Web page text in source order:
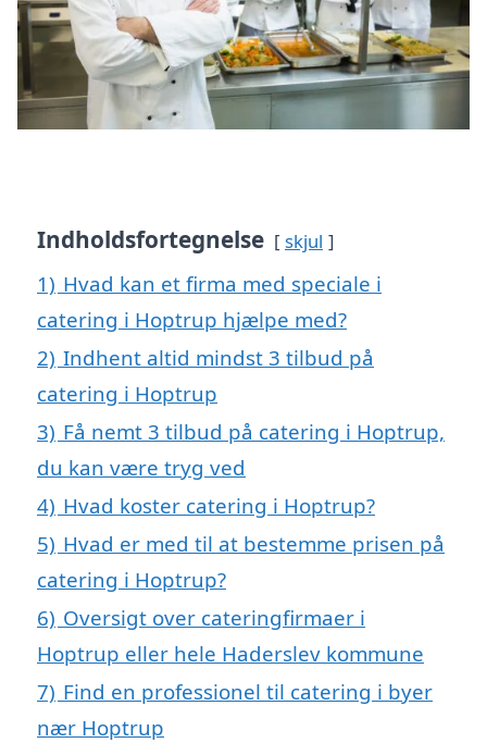
Indholdsfortegnelse skjul
1) Hvad kan et firma med speciale i
catering i Hoptrup hjælpe med?
2) Indhent altid mindst 3 tilbud på
catering i Hoptrup
3) Få nemt 3 tilbud på catering i Hoptrup,
du kan være tryg ved
4) Hvad koster catering i Hoptrup?
5) Hvad er med til at bestemme prisen på
catering i Hoptrup?
6) Oversigt over cateringfirmaer i
Hoptrup eller hele Haderslev kommune
7) Find en professionel til catering i byer
nær Hoptrup